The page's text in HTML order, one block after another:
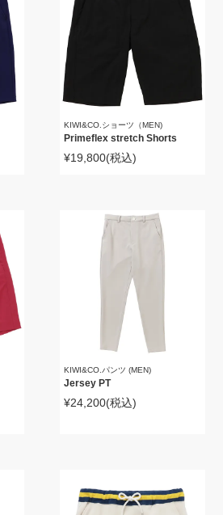
KIWI&CO.ショーツ（MEN)
Primeflex stretch Shorts
¥19,800(税込)
KIWI&CO.パンツ (MEN)
Jersey PT
¥24,200(税込)